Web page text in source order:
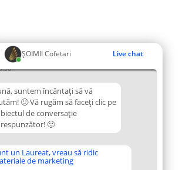
ȘOIMII Cofetari Live chat
suntem încântați să vă
🙂 Vă rugăm să faceți clic pe
de conversație
🙂
un Laureat, vreau să ridic
de marketing